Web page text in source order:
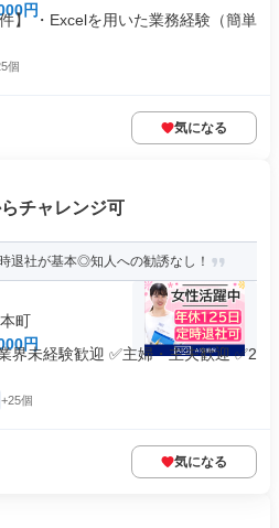
円
】 ・Excelを用いた業務経験（簡単
個
気になる
チャレンジ可
退社が基本◎知人への勧誘なし！
町
円
界未経験歓迎 ✅主婦・主夫歓迎 ✅2
+25個
気になる